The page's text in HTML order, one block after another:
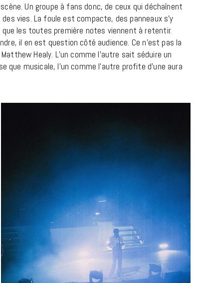
Un groupe à fans donc, de ceux qui déchaînent
vies. La foule est compacte, des panneaux s’y
les toutes première notes viennent à retentir.
il en est question côté audience. Ce n’est pas la
Healy. L’un comme l’autre sait séduire un
que musicale, l’un comme l’autre profite d’une aura
de Steven Spielberg
9 JUIN 2026
We Love Green se met au vert sur
la Montagne de Gorillaz
7 JUIN 2026